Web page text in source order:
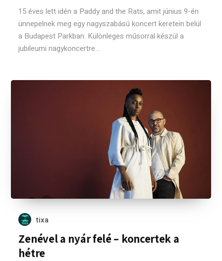
15 éves lett idén a Paddy and the Rats, amit június 9-én
ünnepelnek meg egy nagyszabású koncert keretein belül
a Budapest Parkban. Különleges műsorral készül a
jubileumi nagykoncertre...
tixa
Zenével a nyár felé – koncertek a
hétre